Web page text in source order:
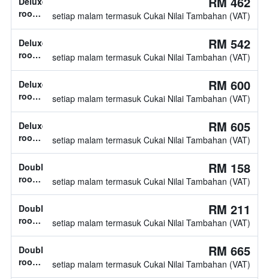
tidak
diketahui
room,
katil
tidak
diketahui
setiap malam termasuk Cukai Nilai Tambahan (VAT)
Deluxe
room,
katil
tidak
diketahui
RM 542
setiap malam termasuk Cukai Nilai Tambahan (VAT)
Deluxe
room,
katil
tidak
diketahui
RM 600
setiap malam termasuk Cukai Nilai Tambahan (VAT)
Deluxe
room,
katil
tidak
diketahui
RM 605
setiap malam termasuk Cukai Nilai Tambahan (VAT)
Double
room,
katil
twin
RM 158
setiap malam termasuk Cukai Nilai Tambahan (VAT)
Double
room,
katil
tidak
diketahui
RM 211
setiap malam termasuk Cukai Nilai Tambahan (VAT)
Double
room,
RM 665
setiap malam termasuk Cukai Nilai Tambahan (VAT)